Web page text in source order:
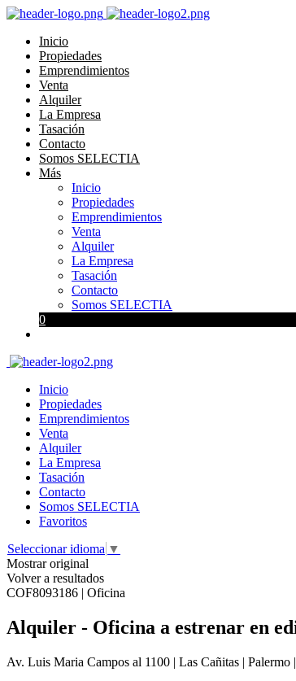
Inicio
Propiedades
Emprendimientos
Venta
Alquiler
La Empresa
Tasación
Contacto
Somos SELECTIA
Más
Inicio
Propiedades
Emprendimientos
Venta
Alquiler
La Empresa
Tasación
Contacto
Somos SELECTIA
0
Inicio
Propiedades
Emprendimientos
Venta
Alquiler
La Empresa
Tasación
Contacto
Somos SELECTIA
Favoritos
Seleccionar idioma ▼
Mostrar original
Volver a resultados
COF8093186 | Oficina
Alquiler - Oficina a estrenar en
Av. Luis Maria Campos al 1100 | Las Cañitas | Palermo